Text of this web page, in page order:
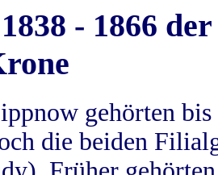
- 1866
gehörten
die beiden